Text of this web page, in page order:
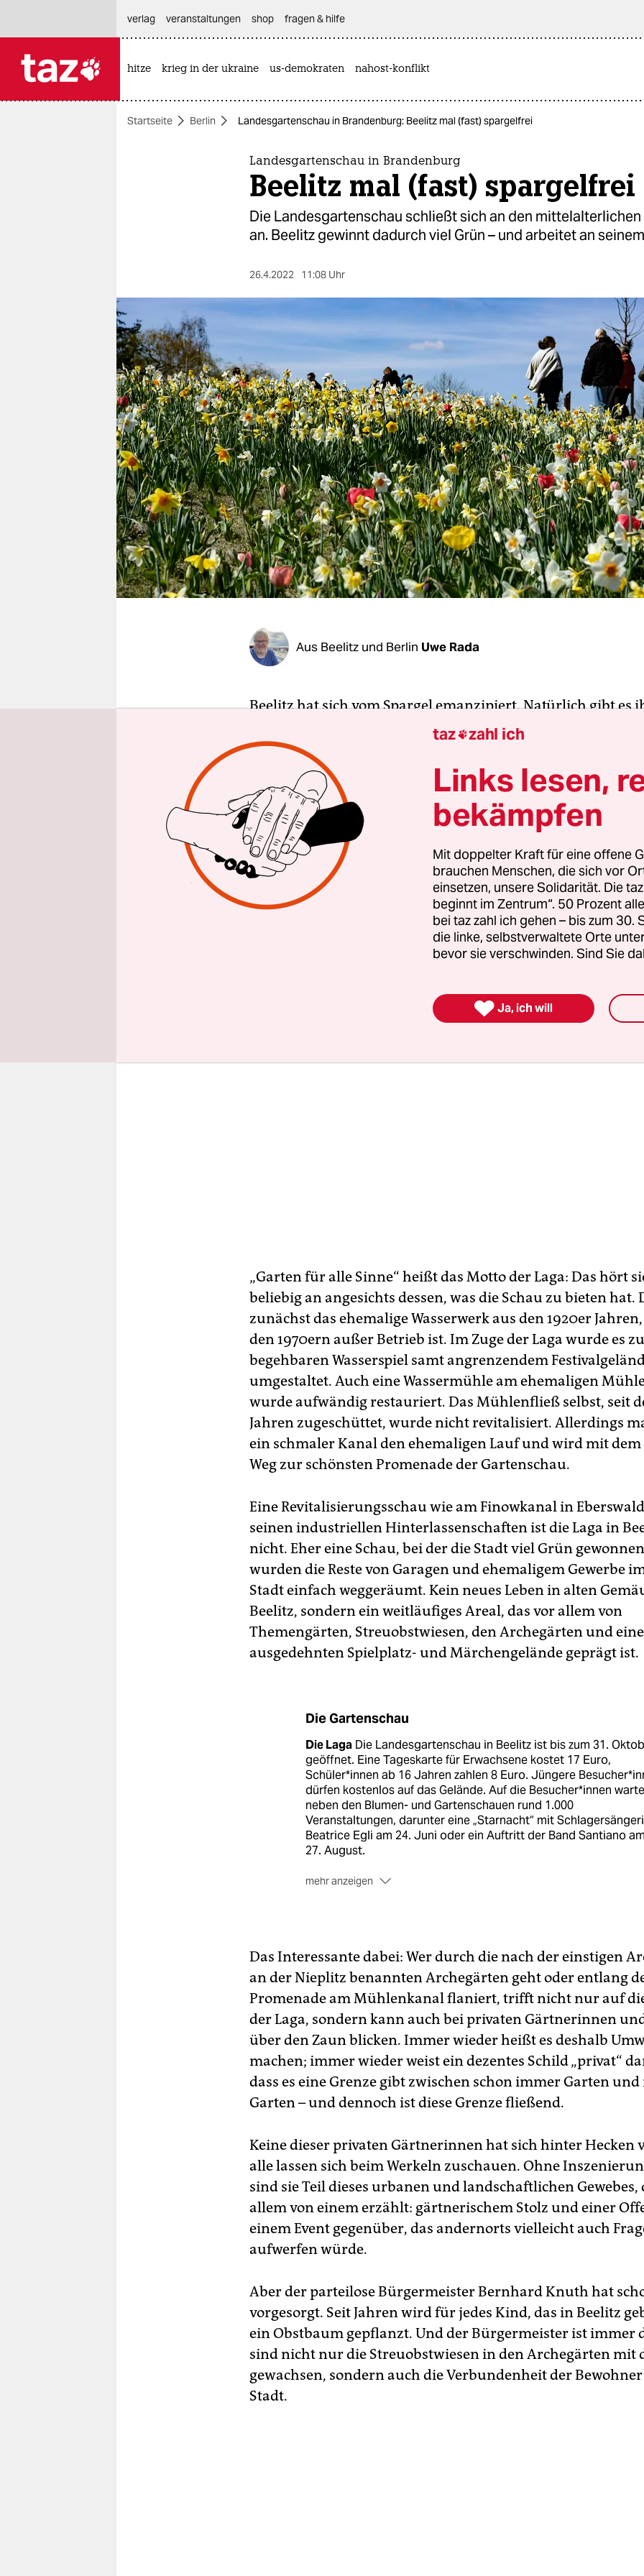
themen
berlin
nord
wahrheit
verlag
verlag
veranstaltungen
shop
fragen & hilfe
unterstützen
abo
verlag
veranstaltungen shop fragen & hilfe
hitze krieg in der ukraine us-demokraten nahost-konflikt
Startseite Berlin Landesgartenschau in Brandenburg: Beelitz mal (fast) spargelfrei
Landesgartenschau in Brandenburg
Beelitz mal (fast) spargelfrei
Die Landesgartenschau schließt sich an den
an. Beelitz gewinnt dadurch viel Grün – und arbeitet an
26.4.2022 11:08 Uhr
Aus Beelitz und Berlin Uwe Rada
Beelitz hat sich vom Spargel emanzipiert. Natürlich gibt es
täglichen Regionalmarkt rund um die Pfarrkirche – weiß,
dick und dünn. Auch auf hölzerne Spargelstelen, die Köpfe
angemalt, wollte man nicht verzichten. Ansonsten aber ist
brandenburgische Landesgartenschau (Laga), die in
Beelitz stattfindet, weitgehend spargelfrei. Ein Glück.
Denn Beelitz hat weit mehr zu bieten als den dortigen
es in den Weiten der Mark läge und nicht im Potsdamer
ist die 13.000 Einwohnerinnen und Einwohner fassende
Landkreis Potsdam-Mittelmark von zahlreichen Wiesen
Einige von ihnen sind im Süden der Stadt, rechts und links
nun dazugekommen. Sie bilden einen Teil der Flächen der
„Garten für alle Sinne“ heißt das Motto der Laga: Das hört
beliebig an angesichts dessen, was die Schau zu bieten hat.
zunächst das ehemalige Wasserwerk aus den 1920er
den 1970ern außer Betrieb ist. Im Zuge der Laga wurde es
begehbaren Wasserspiel samt angrenzendem
umgestaltet. Auch eine Wassermühle am ehemaligen
wurde aufwändig restauriert. Das Mühlenfließ selbst, seit
Jahren zugeschüttet, wurde nicht revitalisiert. Allerdings
ein schmaler Kanal den ehemaligen Lauf und wird mit
Weg zur schönsten Promenade der Gartenschau.
Eine Revitalisierungsschau wie am Finowkanal in
seinen industriellen Hinterlassenschaften ist die Laga in
nicht. Eher eine Schau, bei der die Stadt viel Grün
wurden die Reste von Garagen und ehemaligem Gewerbe
Stadt einfach weggeräumt. Kein neues Leben in alten
Beelitz, sondern ein weitläufiges Areal, das vor allem von
Themengärten, Streuobstwiesen, den Archegärten und
ausgedehnten Spielplatz- und Märchengelände geprägt ist.
Die Gartenschau
Die LagaDie Landesgartenschau in Beelitz ist bis zum 31.
geöffnet. Eine Tageskarte für Erwachsene kostet 17 Euro,
Schüler*innen ab 16 Jahren zahlen 8 Euro. Jüngere
dürfen kostenlos auf das Gelände. Auf die Besucher*innen
neben den Blumen- und Gartenschauen rund 1.000
Veranstaltungen, darunter eine „Starnacht“ mit
Beatrice Egli am 24. Juni oder ein Auftritt der Band Santiano am
27. August.
mehr anzeigen
Eröffnung am 14. April besucht, teilte die Stadt am Sonntag
(taz, dpa)
Das Interessante dabei: Wer durch die nach der einstigen
an der Nieplitz benannten Archegärten geht oder entlang
Promenade am Mühlenkanal flaniert, trifft nicht nur auf
der Laga, sondern kann auch bei privaten Gärtnerinnen
über den Zaun blicken. Immer wieder heißt es deshalb
machen; immer wieder weist ein dezentes Schild „privat“
dass es eine Grenze gibt zwischen schon immer Garten
Garten – und dennoch ist diese Grenze fließend.
Keine dieser privaten Gärtnerinnen hat sich hinter Hecken
alle lassen sich beim Werkeln zuschauen. Ohne
sind sie Teil dieses urbanen und landschaftlichen Gewebes,
allem von einem erzählt: gärtnerischem Stolz und einer
einem Event gegenüber, das andernorts vielleicht auch
aufwerfen würde.
Aber der parteilose Bürgermeister Bernhard Knuth hat
vorgesorgt. Seit Jahren wird für jedes Kind, das in Bee­litz
ein Obstbaum gepflanzt. Und der Bürgermeister ist immer
sind nicht nur die Streuobstwiesen in den Archegärten mit
gewachsen, sondern auch die Verbundenheit der
Stadt.
taz zahl ich
Links lesen,
bekämpfen
Mit doppelter Kraft für eine offene
brauchen Menschen, die sich vor
einsetzen, unsere Solidarität. Die
beginnt im Zentrum“. 50 Prozent
bei taz zahl ich gehen – bis zum
die linke, selbstverwaltete Orte
bevor sie verschwinden. Sind Sie
 Ja, ich will